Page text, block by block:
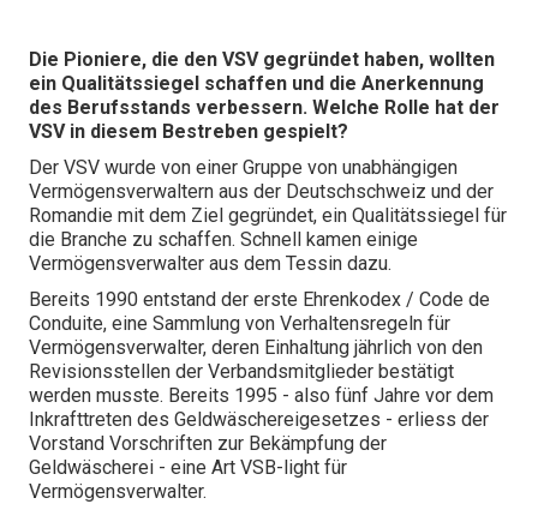
Die Pioniere, die den VSV gegründet haben, wollten
ein Qualitätssiegel schaffen und die Anerkennung
des Berufsstands verbessern. Welche Rolle hat der
VSV in diesem Bestreben gespielt?
Der VSV wurde von einer Gruppe von unabhängigen
Vermögensverwaltern aus der Deutschschweiz und der
Romandie mit dem Ziel gegründet, ein Qualitätssiegel für
die Branche zu schaffen. Schnell kamen einige
Vermögensverwalter aus dem Tessin dazu.
Bereits 1990 entstand der erste Ehrenkodex / Code de
Conduite, eine Sammlung von Verhaltensregeln für
Vermögensverwalter, deren Einhaltung jährlich von den
Revisionsstellen der Verbandsmitglieder bestätigt
werden musste. Bereits 1995 - also fünf Jahre vor dem
Inkrafttreten des Geldwäschereigesetzes - erliess der
Vorstand Vorschriften zur Bekämpfung der
Geldwäscherei - eine Art VSB-light für
Vermögensverwalter.